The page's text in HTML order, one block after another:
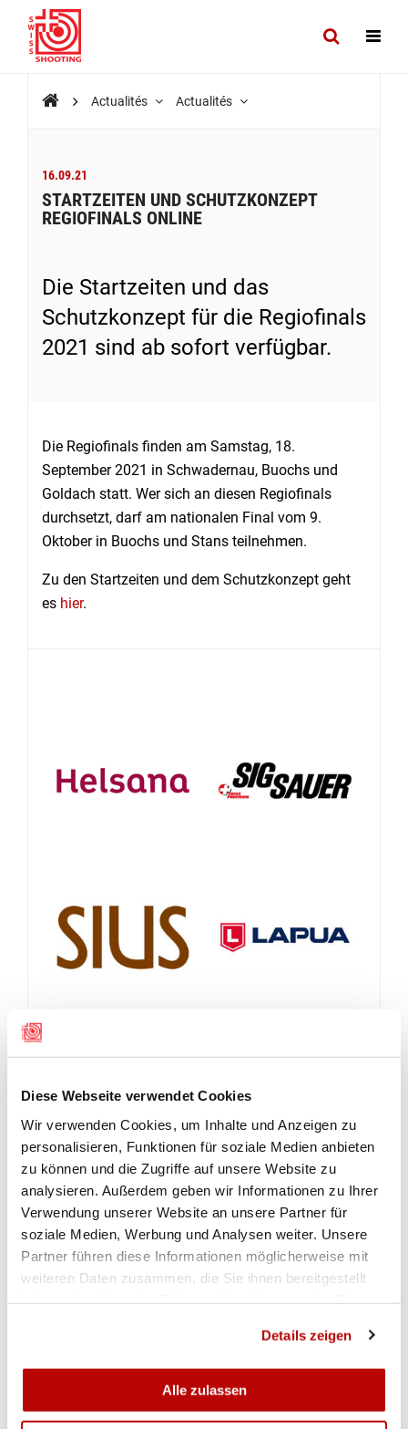
Diese Webseite verwendet Cookies
Wir verwenden Cookies, um Inhalte und Anzeigen zu
personalisieren, Funktionen für soziale Medien anbieten
zu können und die Zugriffe auf unsere Website zu
analysieren. Außerdem geben wir Informationen zu Ihrer
Verwendung unserer Website an unsere Partner für
soziale Medien, Werbung und Analysen weiter. Unsere
Partner führen diese Informationen möglicherweise mit
weiteren Daten zusammen, die Sie ihnen bereitgestellt
Details zeigen
Alle zulassen
Actualités Actualités
16.09.21
STARTZEITEN UND SCHUTZKONZEPT
REGIOFINALS ONLINE
Die Startzeiten und das
Schutzkonzept für die Regiofinals
2021 sind ab sofort verfügbar.
Die Regiofinals finden am Samstag, 18.
September 2021 in Schwadernau, Buochs und
Goldach statt. Wer sich an diesen Regiofinals
durchsetzt, darf am nationalen Final vom 9.
Oktober in Buochs und Stans teilnehmen.
Zu den Startzeiten und dem Schutzkonzept geht
es hier.